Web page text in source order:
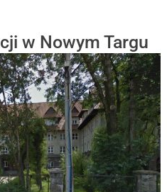
w Nowym Targu